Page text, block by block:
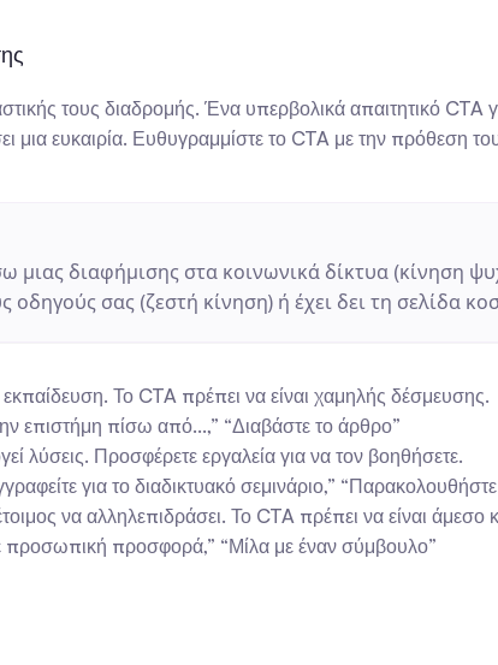
τους διαδρομής. Ένα υπερβολικά απαιτητικό
μια ευκαιρία. Ευθυγραμμίστε το CTA με την πρόθεση
διαφήμισης στα κοινωνικά δίκτυα (κίνηση
σας (ζεστή κίνηση) ή έχει δει τη σελίδα
εκπαίδευση. Το CTA πρέπει να είναι χαμηλής δέσμευσης.
επιστήμη πίσω από...,” “Διαβάστε το άρθρο”
λύσεις. Προσφέρετε εργαλεία για να τον βοηθήσετε.
για το διαδικτυακό σεμινάριο,” “Παρακολουθήστε
να αλληλεπιδράσει. Το CTA πρέπει να είναι άμεσο
προσωπική προσφορά,” “Μίλα με έναν σύμβουλο”